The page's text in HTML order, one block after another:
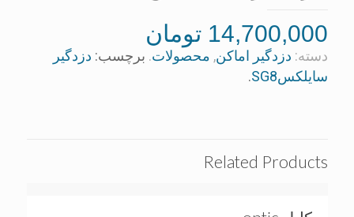
14,700,000 تومان
دسته: دزدگیر اماکن, محصولات. برچسب: دزدگیر
سایلکسSG8
.
Related Products